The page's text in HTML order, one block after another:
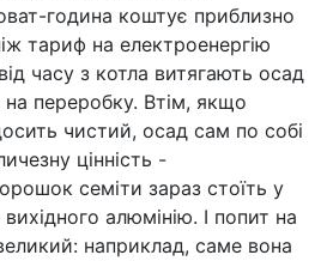
година коштує приблизно
тариф на електроенергію
часу з котла витягають осад
на переробку. Втім, якщо
чистий, осад сам по собі
цінність -
семіти зараз стоїть у
алюмінію. І попит на
наприклад, саме вона